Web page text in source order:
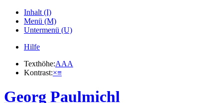
Inhalt (I)
Menü (M)
Untermenü (U)
Hilfe
Texthöhe:AAA
Kontrast:×≡
Georg Paulmichl